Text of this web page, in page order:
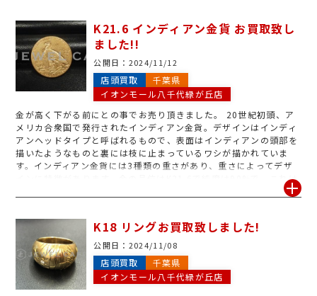
ご利用下さい。 皆様のご来店心よりお待ちしております。
K21.6 インディアン金貨 お買取致し
ました!!
公開日： 2024/11/12
店頭買取
千葉県
イオンモール八千代緑が丘店
金が高く下がる前にとの事でお売り頂きました。 20世紀初頭、ア
メリカ合衆国で発行されたインディアン金貨。デザインはインディ
アンヘッドタイプと呼ばれるもので、表面はインディアンの頭部を
描いたようなものと裏には枝に止まっているワシが描かれていま
す。インディアン金貨には3種類の重さがあり、重さによってデザ
インに特徴があります。金の品位はK21.6で純度は90%で、これは
どの重さも共通です。インディアン金貨は非常に人気であり、ネッ
によってモデルがちがい、5ドル・2.5ドルでは老人が描かれている
オールドインディアン、10ドルインディアンヘッドは若者が描かれ
ているように見えるのでヤングインディアンと呼ばれインディアン
金貨は独特な色合いを出しています。ジュエルカフェでは無料でお
調べさせて頂きますので「金かどうか分からない」というお品物
も、是非お気軽にお持ち下さい!
K18 リングお買取致しました!
公開日： 2024/11/08
店頭買取
千葉県
イオンモール八千代緑が丘店